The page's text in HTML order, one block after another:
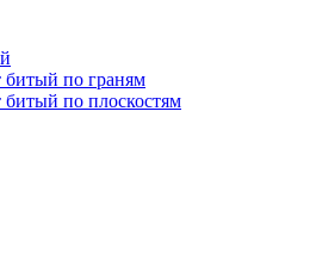
битый по граням
битый по плоскостям